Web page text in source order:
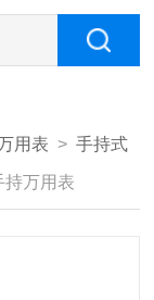
用表 >手持式
万用表